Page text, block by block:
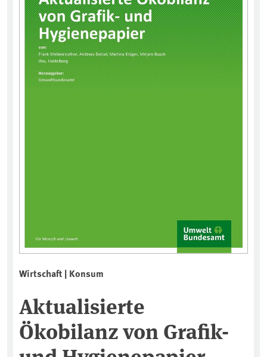
Wirtschaft | Konsum
Aktualisierte
Ökobilanz von Grafik-